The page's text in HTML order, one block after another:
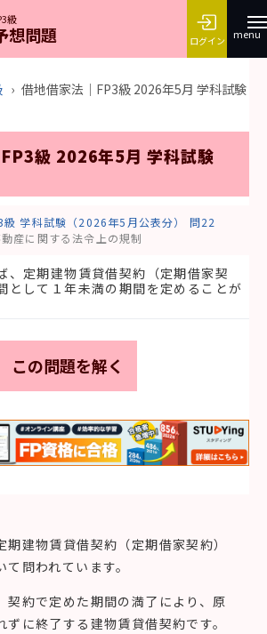
級
想問題 ログイン menu
› 借地借家法｜FP3級 2026年5月 学科試験
級 2026年5月 学科試験
級 学科試験（2026年5月公表分） 問22
産に関する法令上の規制
、定期建物賃貸借契約（定期借家契
として１年未満の期間を定めることが
この問題を解く
期建物賃貸借契約（定期借家契約）
問われています。
契約で定めた期間の満了により、原
に終了する建物賃貸借契約です。